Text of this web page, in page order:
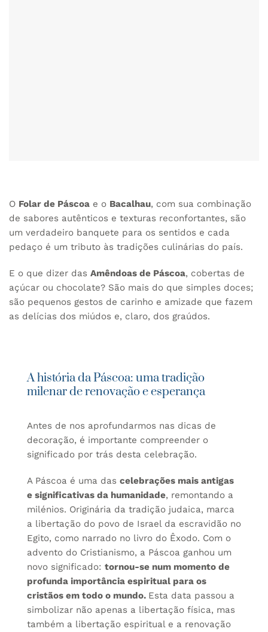
O Folar de Páscoa e o Bacalhau, com sua combinação
de sabores autênticos e texturas reconfortantes, são
um verdadeiro banquete para os sentidos e cada
pedaço é um tributo às tradições culinárias do país.
E o que dizer das Amêndoas de Páscoa, cobertas de
açúcar ou chocolate? São mais do que simples doces;
são pequenos gestos de carinho e amizade que fazem
as delícias dos miúdos e, claro, dos graúdos.
A história da Páscoa: uma tradição
milenar de renovação e esperança
Antes de nos aprofundarmos nas dicas de
decoração, é importante compreender o
significado por trás desta celebração.
A Páscoa é uma das celebrações mais antigas
e significativas da humanidade, remontando a
milénios. Originária da tradição judaica, marca
a libertação do povo de Israel da escravidão no
Egito, como narrado no livro do Êxodo. Com o
advento do Cristianismo, a Páscoa ganhou um
novo significado: tornou-se num momento de
profunda importância espiritual para os
cristãos em todo o mundo. Esta data passou a
simbolizar não apenas a libertação física, mas
também a libertação espiritual e a renovação